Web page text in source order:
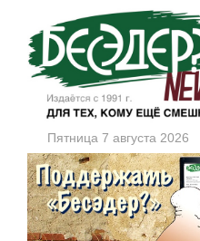
Пятница 7 августа 2026